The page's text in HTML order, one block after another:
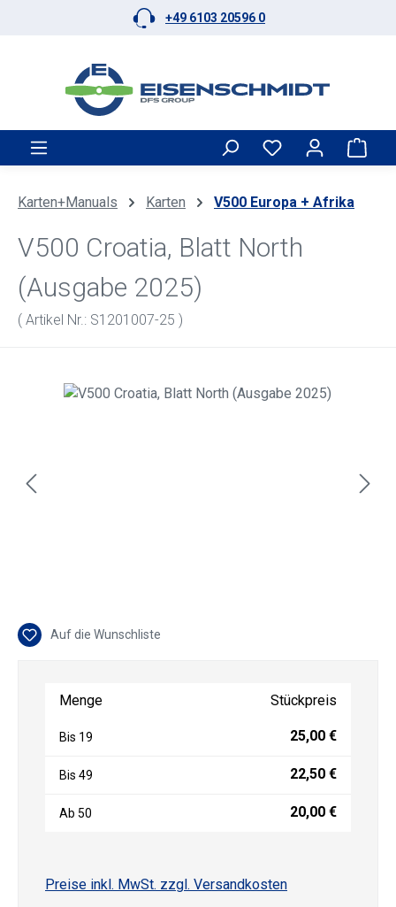
Zum Hauptinhalt springen+49 6103 20596 0
Karten+Manuals Karten V500 Europa + Afrika
V500 Croatia, Blatt North
(Ausgabe 2025)
( Artikel Nr.: S1201007-25 )
Bildergalerie überspringen
Auf die Wunschliste
Menge Stückpreis
Bis 19 25,00 €
Bis 49 22,50 €
Ab 50 20,00 €
Preise inkl. MwSt. zzgl. Versandkosten